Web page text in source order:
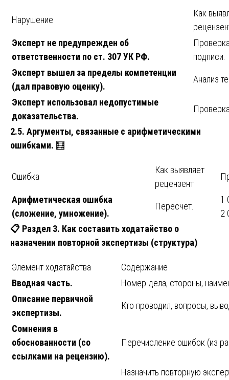
Нарушение
Как
Эксперт не предупрежден об
ответственности по ст. 307 УК РФ.
подписи.
Эксперт вышел за пределы компетенции
(дал правовую оценку).
Анализ
Эксперт использовал недопустимые
доказательства.
2.5. Аргументы, связанные с арифметическими
ошибками. 🧮
Ошибка
Как выявляет
рецензент
Арифметическая ошибка
(сложение, умножение).
Пересчет.
1
2
📋 Раздел 3. Как составить ходатайство о
назначении повторной экспертизы (структура)
Элемент ходатайства
Содержание
Вводная часть.
Номер дела, стороны,
Описание первичной
экспертизы.
Кто проводил, вопросы,
Сомнения в
обоснованности (со
ссылками на рецензию).
Перечисление ошибок (из
Назначить повторную